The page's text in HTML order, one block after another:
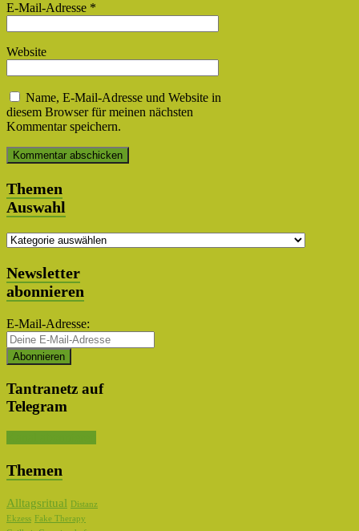
E-Mail-Adresse *
Website
Name, E-Mail-Adresse und Website in
diesem Browser für meinen nächsten
Kommentar speichern.
Themen
Auswahl
Themen
Newsletter
abonnieren
E-Mail-Adresse:
Tantranetz auf
Telegram
Themen
Alltagsritual
Distanz
Ekzess Fake Therapy